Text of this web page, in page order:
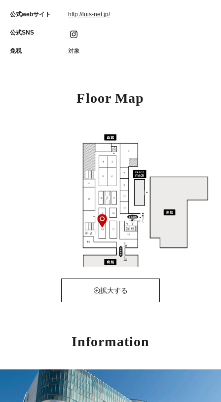
公式webサイト http://luis-net.jp/
公式SNS
免税 対象
Floor Map
拡大する
Information